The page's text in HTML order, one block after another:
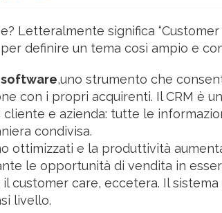
Letteralmente significa
definire un tema così ampio e
software,uno strumento che
con i propri acquirenti. Il CRM è
e azienda: tutte le
condivisa.
ottimizzati e la produttività
le opportunità di vendita in
customer care, eccetera. Il
livello.